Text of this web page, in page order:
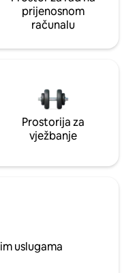
prijenosnom
računalu
Prostorija za
vježbanje
uslugama